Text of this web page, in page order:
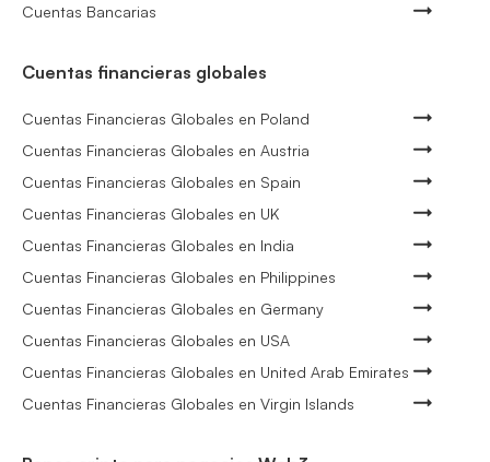
Cuentas Bancarias
Cuentas financieras globales
Cuentas Financieras Globales en Poland
Cuentas Financieras Globales en Austria
Cuentas Financieras Globales en Spain
Cuentas Financieras Globales en UK
Cuentas Financieras Globales en India
Cuentas Financieras Globales en Philippines
Cuentas Financieras Globales en Germany
Cuentas Financieras Globales en USA
Cuentas Financieras Globales en United Arab Emirates
Cuentas Financieras Globales en Virgin Islands